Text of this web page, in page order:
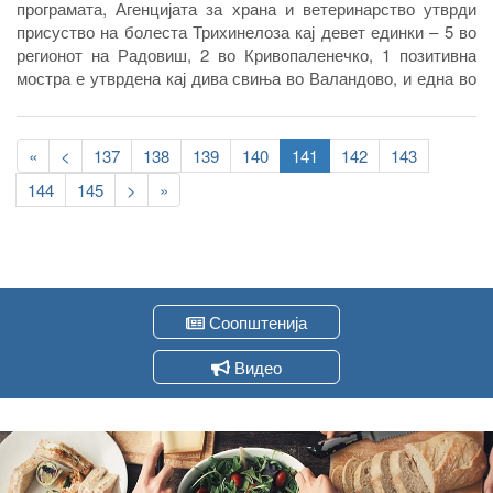
програмата, Агенцијата за храна и ветеринарство утврди
присуство на болеста Трихинелоза кај девет единки – 5 во
регионот на Радовиш, 2 во Кривопаленечко, 1 позитивна
мостра е утврдена кај дива свиња во Валандово, и една во
Pagination
First
page
«
Previous
page
< Page
137 Page
138 Page
139 Page
140
Current
page
141 Page
142 Page
143
Page
144 Page
145
Следна
страна
>
Last
page
»
Соопштенија
Видео